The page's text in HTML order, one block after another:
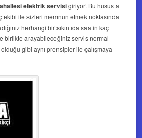
elektrik servisigiriyor. Bu hususta
ekibi ile sizleri memnun etmek noktasında
herhangi bir sıkıntıda saatin kaç
birlikte arayabileceğiniz servis normal
gibi aynı prensipler ile çalışmaya